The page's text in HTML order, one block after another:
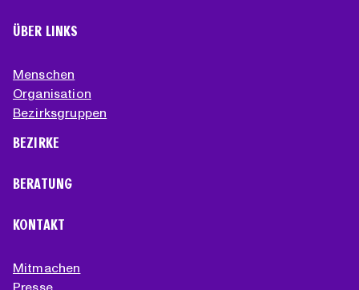
ÜBER LINKS
Menschen
Organisation
Bezirksgruppen
BEZIRKE
BERATUNG
KONTAKT
Mitmachen
Presse